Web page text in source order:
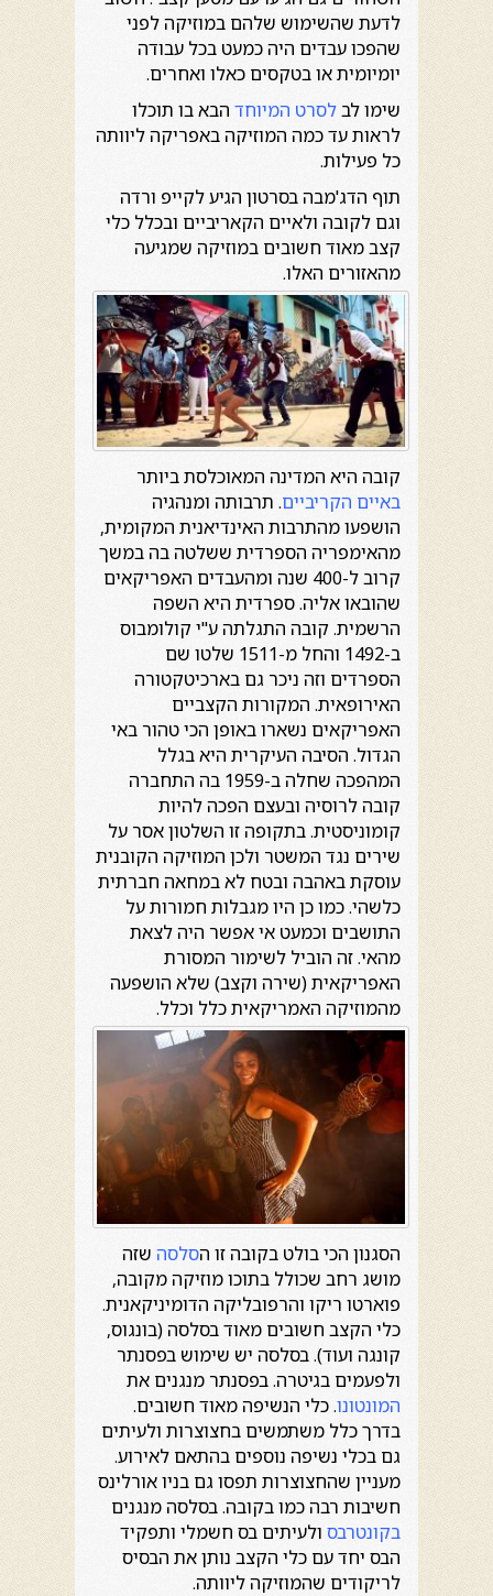
לדעת שהשימוש שלהם במוזיקה לפני
שהפכו עבדים היה כמעט בכל עבודה
יומיומית או בטקסים כאלו ואחרים.
שימו לבלסרט המיוחד הבא בו תוכלו
לראות עד כמה המוזיקה באפריקה ליוותה
כל פעילות.
תוף הדג'מבה בסרטון הגיע לקייפ ורדה
וגם לקובה ולאיים הקאריביים ובכלל כלי
קצב מאוד חשובים במוזיקה שמגיעה
מהאזורים האלו.
קובה היא המדינה המאוכלסת ביותר
באיים הקריביים. תרבותה ומנהגיה
הושפעו מהתרבות האינדיאנית המקומית,
מהאימפריה הספרדית ששלטה בה במשך
קרוב ל-400 שנה ומהעבדים האפריקאים
שהובאו אליה. ספרדית היא השפה
הרשמית. קובה התגלתה ע"י קולומבוס
ב-1492 והחל מ-1511 שלטו שם
הספרדים וזה ניכר גם בארכיטקטורה
האירופאית. המקורות הקצביים
האפריקאים נשארו באופן הכי טהור באי
הגדול. הסיבה העיקרית היא בגלל
המהפכה שחלה ב-1959 בה התחברה
קובה לרוסיה ובעצם הפכה להיות
קומוניסטית. בתקופה זו השלטון אסר על
שירים נגד המשטר ולכן המוזיקה הקובנית
עוסקת באהבה ובטח לא במחאה חברתית
כלשהי. כמו כן היו מגבלות חמורות על
התושבים וכמעט אי אפשר היה לצאת
מהאי. זה הוביל לשימור המסורת
האפריקאית (שירה וקצב) שלא הושפעה
מהמוזיקה האמריקאית כלל וכלל.
הסגנון הכי בולט בקובה זו הסלסה שזה
מושג רחב שכולל בתוכו מוזיקה מקובה,
פוארטו ריקו והרפובליקה הדומיניקאנית.
כלי הקצב חשובים מאוד בסלסה (בונגוס,
קונגה ועוד). בסלסה יש שימוש בפסנתר
ולפעמים בגיטרה. בפסנתר מנגנים את
המונטונו. כלי הנשיפה מאוד חשובים.
בדרך כלל משתמשים בחצוצרות ולעיתים
גם בכלי נשיפה נוספים בהתאם לאירוע.
מעניין שהחצוצרות תפסו גם בניו אורלינס
חשיבות רבה כמו בקובה. בסלסה מנגנים
בקונטרבס ולעיתים בס חשמלי ותפקיד
הבס יחד עם כלי הקצב נותן את הבסיס
לריקודים שהמוזיקה ליוותה.